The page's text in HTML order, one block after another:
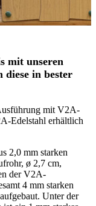
mit unseren
diese in bester
mit V2A-
Edelstahl erhältlich
2,0 mm starken
ø 2,7 cm,
der V2A-
4 mm starken
Unter der